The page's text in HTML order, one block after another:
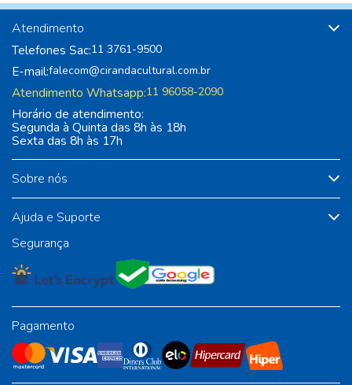
Sobre nós
Ajuda e Suporte
Atendimento
Telefones Sac:11 3761-9500
E-mail:falecom@cirandacultural.com.br
Atendimento Whatsapp:11 96058-2090
Horário de atendimento:
Segunda à Quinta das 8h às 18h
Sexta das 8h às 17h
Segurança
Pagamento